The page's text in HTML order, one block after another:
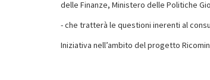
delle Finanze, Ministero delle Politiche
- che tratterà le questioni inerenti al
Iniziativa nell’ambito del progetto